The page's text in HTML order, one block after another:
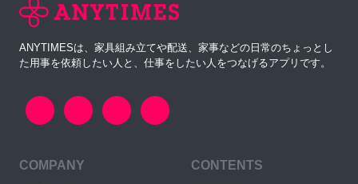
ANYTIMESは、家具組み立てや配送、家事などの日常のちょっとし
た用事を依頼したい人と、仕事をしたい人をつなげるアプリです。
COMPANY CONTENTS